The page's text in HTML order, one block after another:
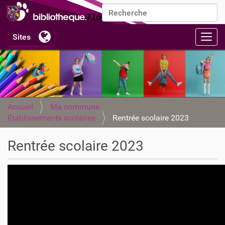
Chercher par
Recherche avancée…
Accueil
Ma commune
Établissements scolaires
Rentrée scolaire 2023
Rentrée scolaire 2023